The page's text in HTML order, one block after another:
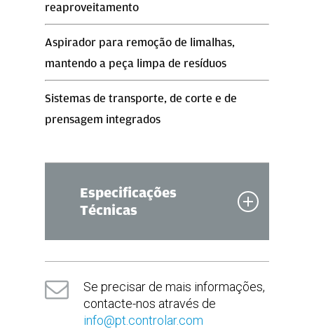
reaproveitamento
Aspirador para remoção de limalhas,
mantendo a peça limpa de resíduos
Sistemas de transporte, de corte e de
prensagem integrados
Especificações
Técnicas
(em mm)
1230(C) x 850(L) x 2270(A)
Se precisar de mais informações,
contacte-nos através de
info@pt.controlar.com